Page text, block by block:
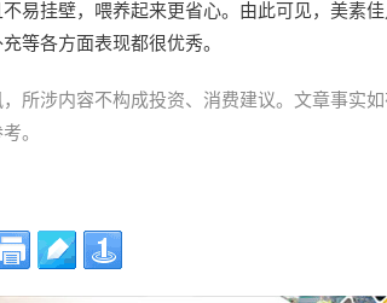
易挂壁，喂养起来更省心。由此可见，美素
等各方面表现都很优秀。
所涉内容不构成投资、消费建议。文章事实如
。